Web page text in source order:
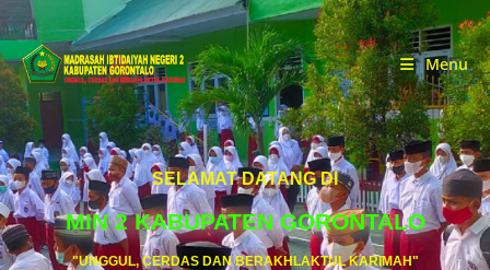
Menu
SELAMAT DATANG DI
MIN 2 KABUPATEN GORONTALO
"UNGGUL, CERDAS DAN BERAKHLAKTUL KARIMAH"